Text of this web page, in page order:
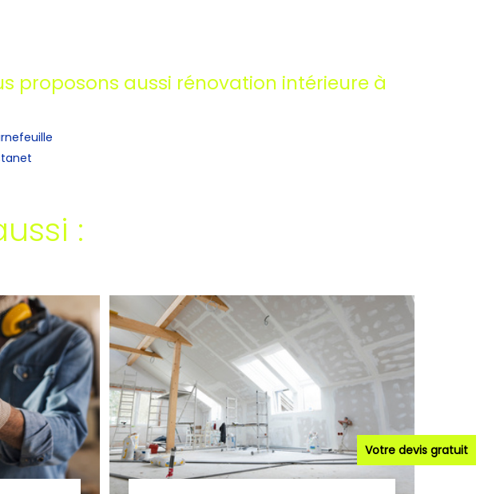
proposons aussi rénovation intérieure à
:
Votre devis gratuit